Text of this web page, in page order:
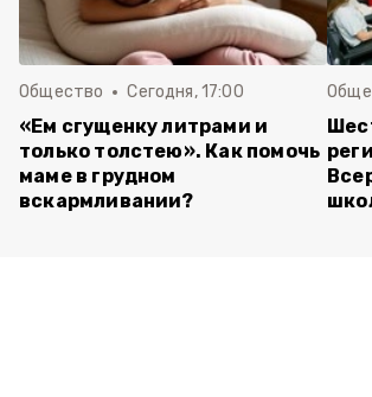
Общество Сегодня, 17:00
«Ем сгущенку литрами и
только толстею». Как помочь
маме в грудном
вскармливании?